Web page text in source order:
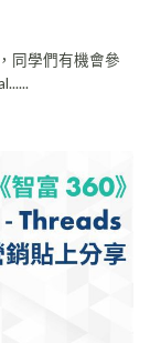
同學們有機會參